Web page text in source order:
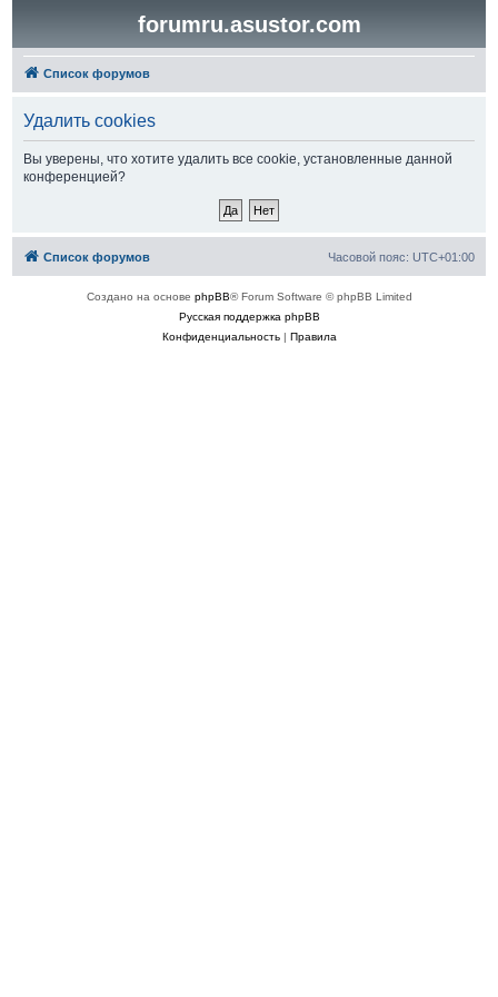
forumru.asustor.com
Список форумов
Удалить cookies
Вы уверены, что хотите удалить все cookie, установленные данной
конференцией?
Список форумов Часовой пояс: UTC+01:00
Создано на основе phpBB® Forum Software © phpBB Limited
Русская поддержка phpBB
Конфиденциальность| Правила